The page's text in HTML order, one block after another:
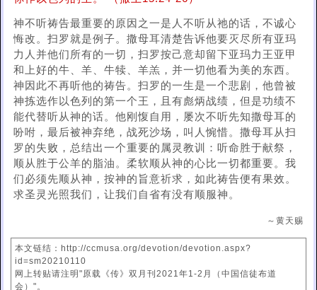
神不听祷告最重要的原因之一是人不听从祂的话，不诚心
悔改。扫罗就是例子。撒母耳清楚告诉他要灭尽所有亚玛
力人并他们所有的一切，扫罗按己意却留下亚玛力王亚甲
和上好的牛、羊、牛犊、羊羔，并一切他看为美的东西。
神因此不再听他的祷告。扫罗的一生是一个悲剧，他曾被
神拣选作以色列的第一个王，且有彪炳战绩，但是功绩不
能代替听从神的话。他刚愎自用，屡次不听先知撒母耳的
吩咐，最后被神弃绝，战死沙场，叫人惋惜。撒母耳从扫
罗的失败，总结出一个重要的属灵教训：听命胜于献祭，
顺从胜于公羊的脂油。柔软顺从神的心比一切都重要。我
们必须先顺从神，按神的旨意祈求，如此祷告便有果效。
求圣灵光照我们，让我们自省有没有顺服神。
～黄天赐
本文链结：http://ccmusa.org/devotion/devotion.aspx?
id=sm20210110
网上转贴请注明"原载《传》双月刊2021年1-2月（中国信徒布道
会）"。